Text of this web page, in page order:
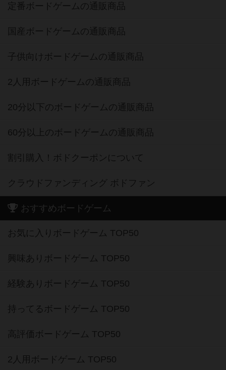
定番ボードゲームの通販商品
国産ボードゲームの通販商品
子供向けボードゲームの通販商品
2人用ボードゲームの通販商品
20分以下のボードゲームの通販商品
60分以上のボードゲームの通販商品
割引購入！ボドクーポンについて
クラウドファンディング ボドファン
おすすめボードゲーム
お気に入りボードゲーム TOP50
興味ありボードゲーム TOP50
経験ありボードゲーム TOP50
持ってるボードゲーム TOP50
高評価ボードゲーム TOP50
2人用ボードゲーム TOP50